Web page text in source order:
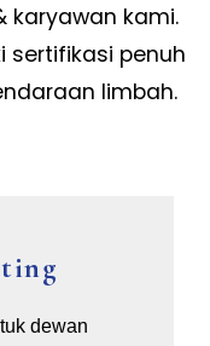
karyawan kami.
sertifikasi penuh
limbah.
dewan